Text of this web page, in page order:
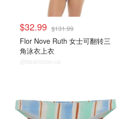
$32.99 $131.99
Flor Nove Ruth 女士可翻转三
角泳衣上衣
@dealmoon.ca